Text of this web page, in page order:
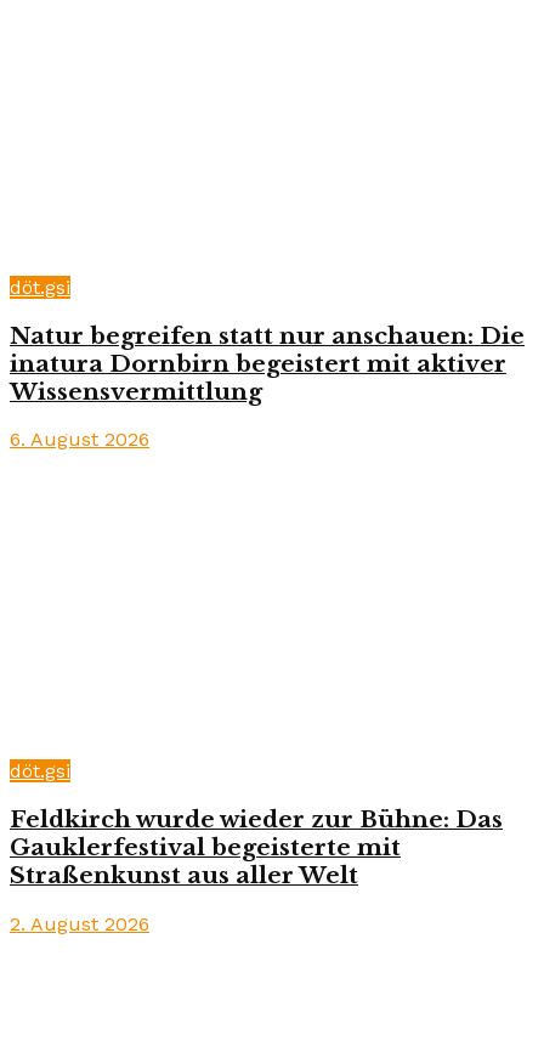
döt.gsi
Natur begreifen statt nur anschauen: Die
inatura Dornbirn begeistert mit aktiver
Wissensvermittlung
6. August 2026
döt.gsi
Feldkirch wurde wieder zur Bühne: Das
Gauklerfestival begeisterte mit
Straßenkunst aus aller Welt
2. August 2026